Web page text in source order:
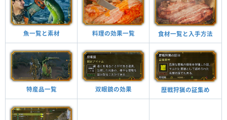
魚一覧と素材 料理の効果一覧 食材一覧と入手方法
特産品一覧 双眼鏡の効果 歴戦狩猟の証集め